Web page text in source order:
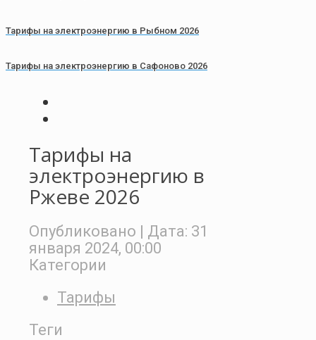
Тарифы на электроэнергию в Рыбном 2026
Тарифы на электроэнергию в Сафоново 2026
Тарифы на
электроэнергию в
Ржеве 2026
Опубликовано | Дата: 31
января 2024, 00:00
Категории
Тарифы
Теги